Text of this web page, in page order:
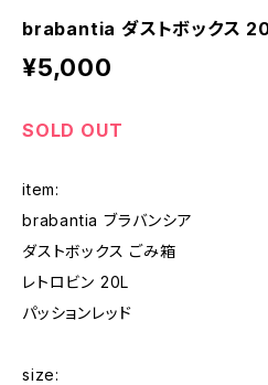
brabantia ダストボックス
¥5,000
SOLD OUT
item:
brabantia ブラバンシア
ダストボックス ごみ箱
レトロビン 20L
パッションレッド
size: